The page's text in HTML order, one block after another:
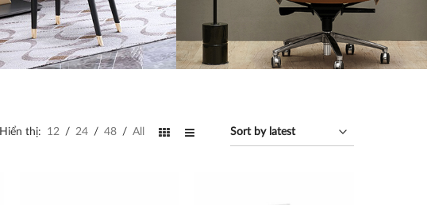
Hiển thị: 12 / 24 / 48 / All